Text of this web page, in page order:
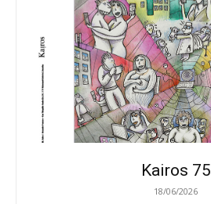
Kairos 75
18/06/2026